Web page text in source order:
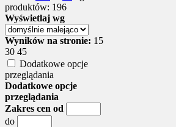
produktów: 196
Wyświetlaj wg
Wyników na stronie: 15
30 45
Dodatkowe opcje
przeglądania
Dodatkowe opcje
przeglądania
Zakres cen od
do